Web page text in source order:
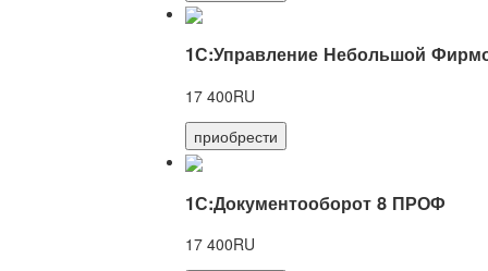
1С:Управление Небольшой
17 400RU
приобрести
1С:Документооборот 8 ПРОФ
17 400RU